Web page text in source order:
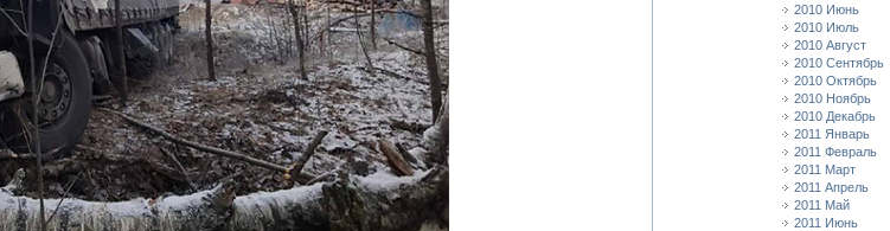
2010 Июнь
2010 Июль
2010 Август
2010 Сентябрь
2010 Октябрь
2010 Ноябрь
2010 Декабрь
2011 Январь
2011 Февраль
2011 Март
2011 Апрель
2011 Май
2011 Июнь